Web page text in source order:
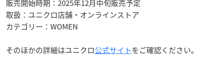
販売開始時期：2025年12月中旬販売予定
取扱：ユニクロ店舗・オンラインストア
カテゴリー：WOMEN
そのほかの詳細はユニクロ公式サイトをご確認ください。